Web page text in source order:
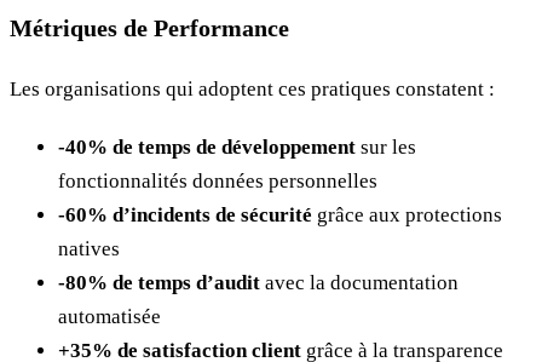
Métriques de Performance
Les organisations qui adoptent ces pratiques constatent :
-40% de temps de développement sur les
fonctionnalités données personnelles
-60% d’incidents de sécurité grâce aux protections
natives
-80% de temps d’audit avec la documentation
automatisée
+35% de satisfaction client grâce à la transparence